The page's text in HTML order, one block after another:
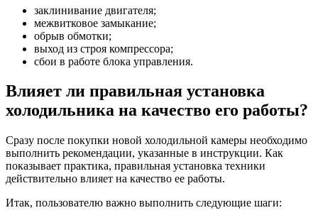
заклинивание двигателя;
межвитковое замыкание;
обрыв обмотки;
выход из строя компрессора;
сбои в работе блока управления.
Влияет ли правильная установка
холодильника на качество его работы?
Сразу после покупки новой холодильной камеры необходимо
выполнить рекомендации, указанные в инструкции. Как
показывает практика, правильная установка техники
действительно влияет на качество ее работы.
Итак, пользователю важно выполнить следующие шаги: